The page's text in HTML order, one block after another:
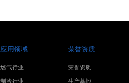
应用领域
燃气行业
制冷行业
荣誉资质
荣誉资质
生产基地